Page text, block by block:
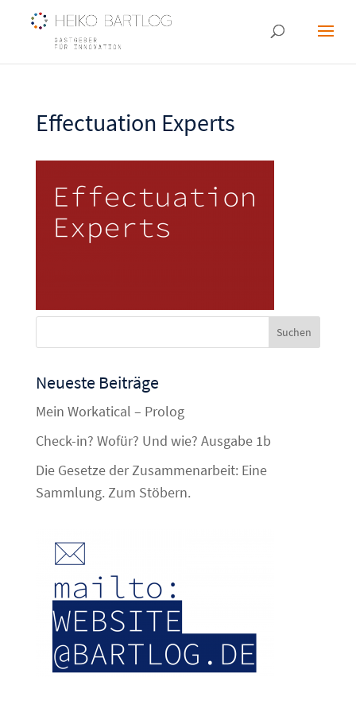
Effectuation Experts
Neueste Beiträge
Mein Workatical – Prolog
Check-in? Wofür? Und wie? Ausgabe 1b
Die Gesetze der Zusammenarbeit: Eine
Sammlung. Zum Stöbern.